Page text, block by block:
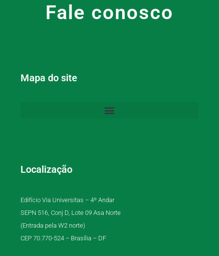
Fale conosco
Mapa do site
Localização
Edifício Via Universitas – 4º Andar
SEPN 516, Conj D, Lote 09 Asa Norte
(Entrada pela W2 norte)
CEP 70.770-524 – Brasília – DF